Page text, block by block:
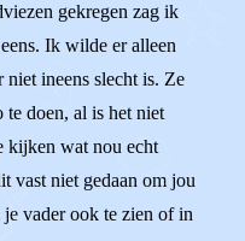
gekregen zag ik
Ik wilde er alleen
niet ineens slecht is. Ze
te doen, al is het niet
kijken wat nou echt
vast niet gedaan om jou
vader ook te zien of in